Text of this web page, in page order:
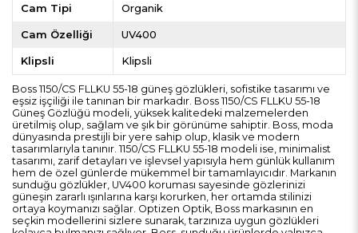
Cam Tipi Organik
Cam Özelliği UV400
Klipsli Klipsli
Boss 1150/CS FLLKU 55-18 güneş gözlükleri, sofistike tasarımı ve
eşsiz işçiliği ile tanınan bir markadır. Boss 1150/CS FLLKU 55-18
Güneş Gözlüğü modeli, yüksek kalitedeki malzemelerden
üretilmiş olup, sağlam ve şık bir görünüme sahiptir. Boss, moda
dünyasında prestijli bir yere sahip olup, klasik ve modern
tasarımlarıyla tanınır. 1150/CS FLLKU 55-18 modeli ise, minimalist
tasarımı, zarif detayları ve işlevsel yapısıyla hem günlük kullanım
hem de özel günlerde mükemmel bir tamamlayıcıdır. Markanın
sunduğu gözlükler, UV400 koruması sayesinde gözlerinizi
güneşin zararlı ışınlarına karşı korurken, her ortamda stilinizi
ortaya koymanızı sağlar. Optizen Optik, Boss markasının en
seçkin modellerini sizlere sunarak, tarzınıza uygun gözlükleri